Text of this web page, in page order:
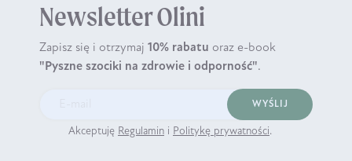
Newsletter Olini
Zapisz się i otrzymaj 10% rabatu oraz e-book
"Pyszne szociki na zdrowie i odporność".
WYŚLIJ
Akceptuję Regulamin i Politykę prywatności.